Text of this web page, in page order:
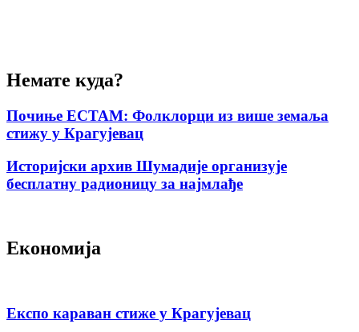
Немате куда?
Почиње ЕСТАМ: Фолклорци из више земаља
стижу у Крагујевац
Историјски архив Шумадије организује
бесплатну радионицу за најмлађе
Економија
Експо караван стиже у Крагујевац